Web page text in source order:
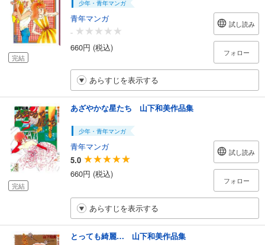
完結
少年・青年マンガ
青年マンガ
-
660円 (税込)
試し読み
フォロー
あらすじを表示する
完結
あざやかな星たち 山下和美作品集
少年・青年マンガ
青年マンガ
5.0
660円 (税込)
試し読み
フォロー
あらすじを表示する
とっても綺麗… 山下和美作品集